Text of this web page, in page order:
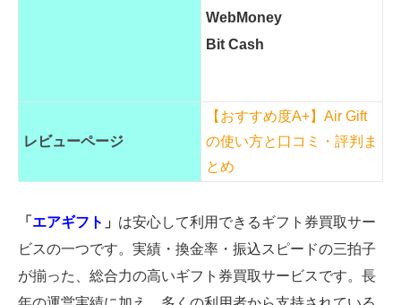
WebMoney
Bit Cash
レビューページ
【おすすめ度A+】Air Gift
の使い方と口コミ・評判ま
とめ
「 エアギフト 」 は安心して利用できるギフト券買取サー
ビスの一つです。実績・換金率・振込スピードの三拍子
が揃った、総合力の高いギフト券買取サービスです。長